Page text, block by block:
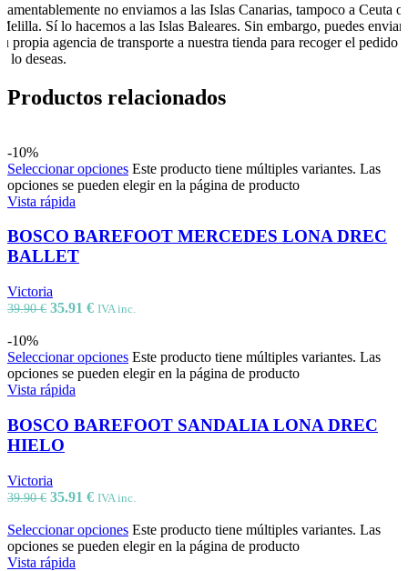
no enviamos a las Islas Canarias, tampoco a Ceuta o
Sí lo hacemos a las Islas Baleares. Sin embargo, puedes enviar
propia agencia de transporte a nuestra tienda para recoger el pedido
lo deseas.
Productos relacionados
-10%
Seleccionar opciones Este producto tiene múltiples variantes. Las
opciones se pueden elegir en la página de producto
Vista rápida
BOSCO BAREFOOT MERCEDES LONA DREC
BALLET
Victoria
39.90€ 35.91 € IVA inc.
-10%
Seleccionar opciones Este producto tiene múltiples variantes. Las
opciones se pueden elegir en la página de producto
Vista rápida
BOSCO BAREFOOT SANDALIA LONA DREC
HIELO
Victoria
39.90€ 35.91 € IVA inc.
Seleccionar opciones Este producto tiene múltiples variantes. Las
opciones se pueden elegir en la página de producto
Vista rápida